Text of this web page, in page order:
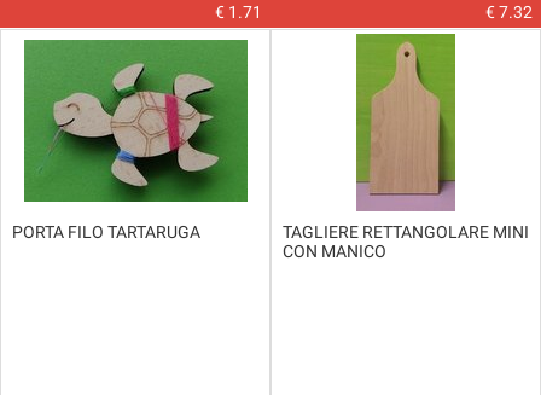
€ 1.71 € 7.32
PORTA FILO TARTARUGA
TAGLIERE RETTANGOLARE MINI
CON MANICO